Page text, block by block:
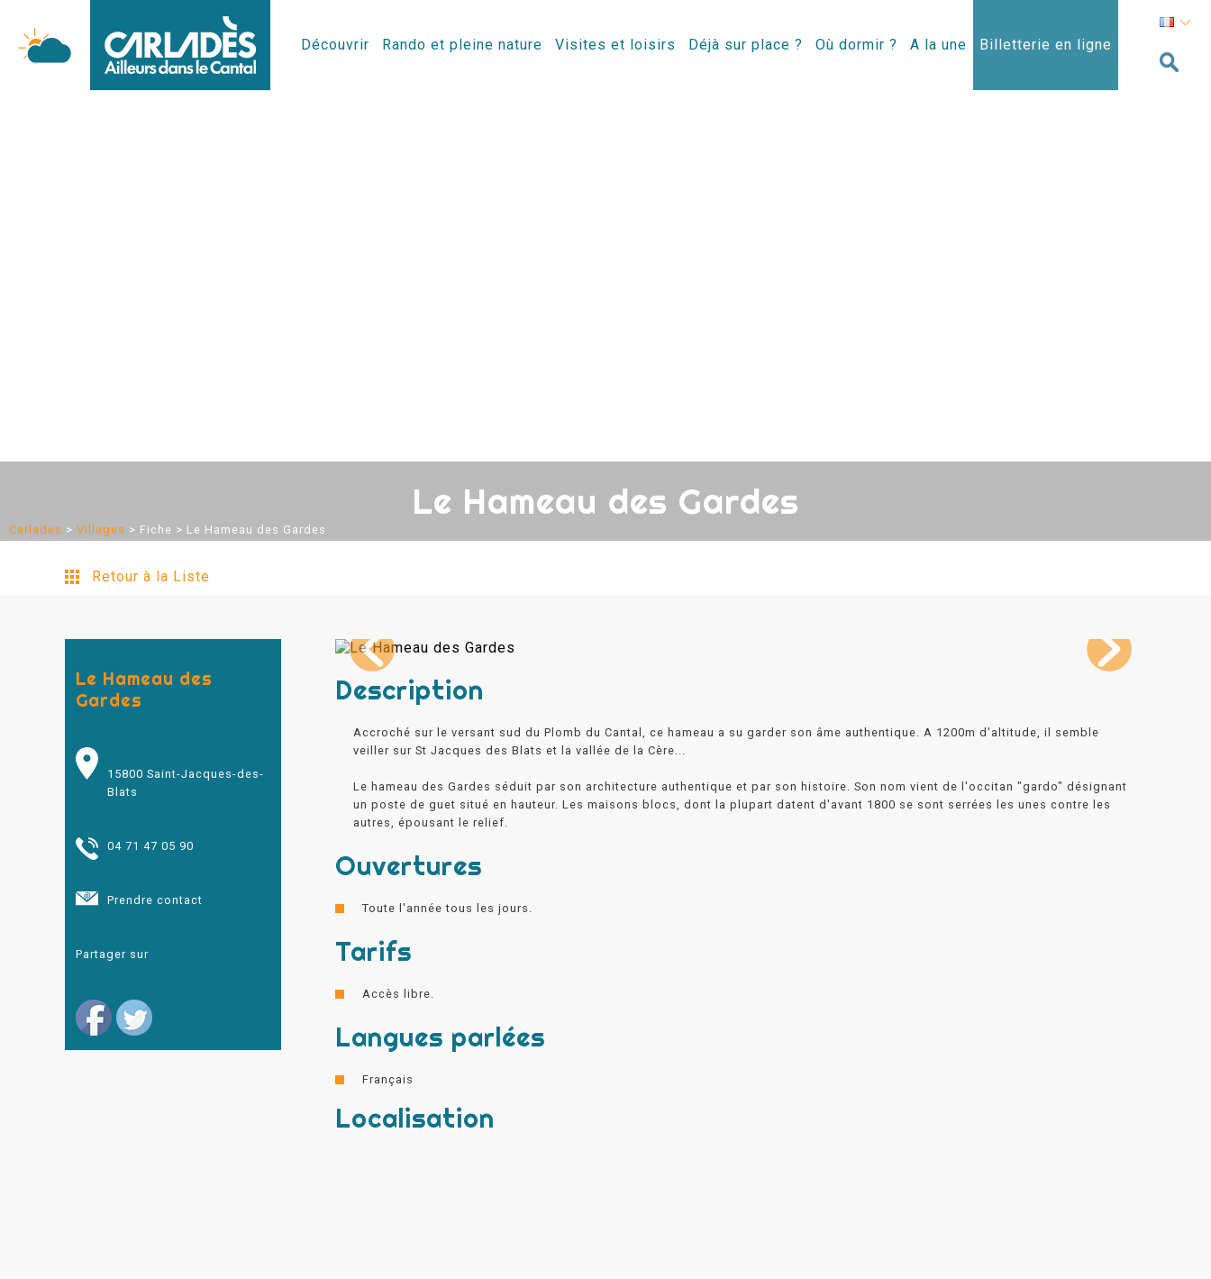
Découvrir Rando et pleine nature Visites et loisirs Déjà sur place ? Où dormir ? A la une Billetterie en ligne
Le Hameau des Gardes
Carlades > Villages > Fiche > Le Hameau des Gardes
Retour à la Liste
Le Hameau des
Gardes
15800 Saint-Jacques-des-
Blats
04 71 47 05 90
Prendre contact
Partager sur
Description
Accroché sur le versant sud du Plomb du Cantal, ce hameau a su garder son âme authentique. A 1200m d'altitude, il semble
veiller sur St Jacques des Blats et la vallée de la Cère...
Le hameau des Gardes séduit par son architecture authentique et par son histoire. Son nom vient de l'occitan "gardo" désignant
un poste de guet situé en hauteur. Les maisons blocs, dont la plupart datent d'avant 1800 se sont serrées les unes contre les
autres, épousant le relief.
Ouvertures
Toute l'année tous les jours.
Tarifs
Accès libre.
Langues parlées
Français
Localisation